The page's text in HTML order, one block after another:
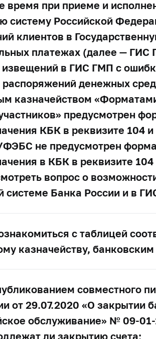
время при приеме и
систему Российской
клиентов в
платежах (далее — ГИС
извещений в ГИС ГМП с
распоряжений денежных
казначейством
предусмотрен
КБК в реквизите 104
не предусмотрен
в КБК в реквизите
вопрос о
системе Банка России и в
с таблицей
казначейству, банковским
совместного
от 29.07.2020 «О закрытии
обслуживание» № 09-
ли закрытию счета: